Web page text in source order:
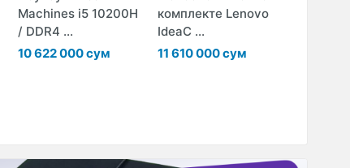
Machines i5 10200H
/ DDR4 ...
10 622 000 сум
комплекте Lenovo
IdeaC ...
11 610 000 сум